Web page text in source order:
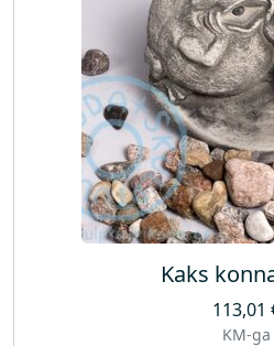
Kaks
113,01
KM-ga